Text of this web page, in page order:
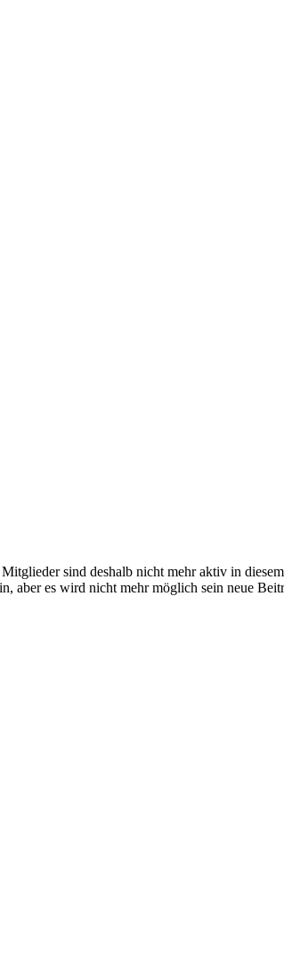
sind deshalb nicht mehr aktiv in
aber es wird nicht mehr möglich sein neue